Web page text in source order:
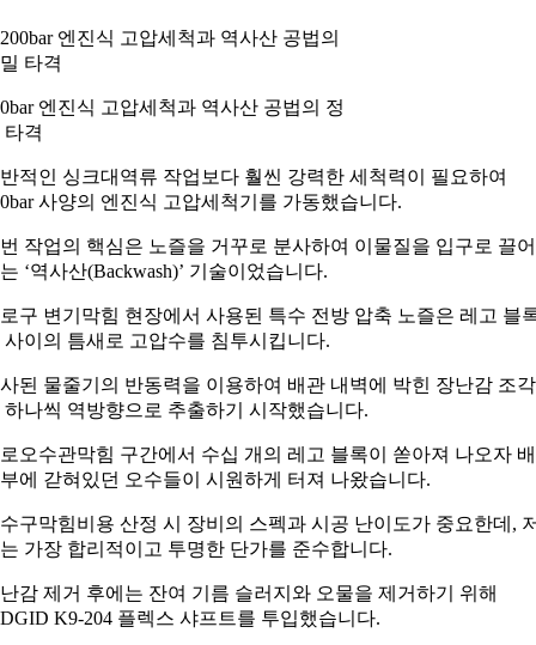
엔진식 고압세척과 역사산 공법의 정
타격
적인 싱크대역류 작업보다 훨씬 강력한 세척력이 필요하여
사양의 엔진식 고압세척기를 가동했습니다.
작업의 핵심은 노즐을 거꾸로 분사하여 이물질을 입구로 끌
‘역사산(Backwash)’ 기술이었습니다.
구 변기막힘 현장에서 사용된 특수 전방 압축 노즐은 레고 블
사이의 틈새로 고압수를 침투시킵니다.
된 물줄기의 반동력을 이용하여 배관 내벽에 박힌 장난감 조
하나씩 역방향으로 추출하기 시작했습니다.
오수관막힘 구간에서 수십 개의 레고 블록이 쏟아져 나오자
에 갇혀있던 오수들이 시원하게 터져 나왔습니다.
구막힘비용 산정 시 장비의 스펙과 시공 난이도가 중요한데,
가장 합리적이고 투명한 단가를 준수합니다.
감 제거 후에는 잔여 기름 슬러지와 오물을 제거하기 위해
K9-204 플렉스 샤프트를 투입했습니다.